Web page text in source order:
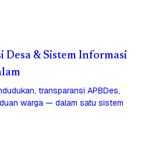
Desa & Sistem Informasi
transparansi APBDes,
warga — dalam satu sistem